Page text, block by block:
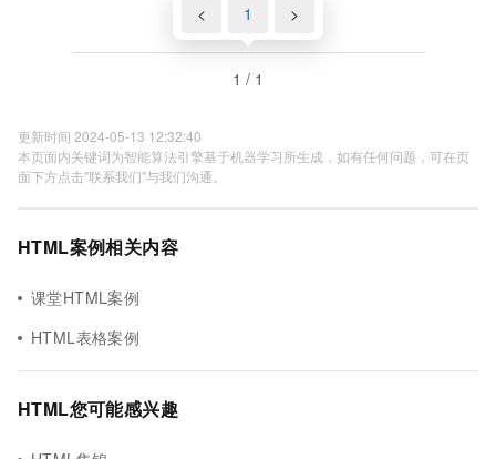
< 1 >
1 / 1
更新时间 2024-05-13 12:32:40
本页面内关键词为智能算法引擎基于机器学习所生成，如有任何问题，可在页
面下方点击"联系我们"与我们沟通。
HTML案例相关内容
课堂HTML案例
HTML表格案例
HTML您可能感兴趣